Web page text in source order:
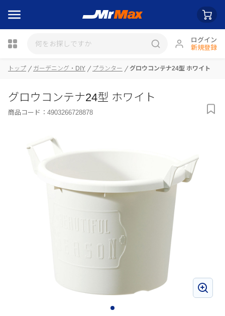
ログイン
新規登録
瓶詰
トップ ガーデニング・DIY プランター グロウコンテナ24型 ホワイト
グロウコンテナ24型 ホワイト
商品コード： 4903266728878